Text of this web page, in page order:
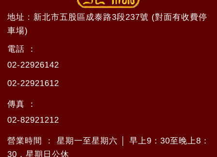
地址 : 新北市五股區成泰路3段237號 (對面有收費停
車場)
電話 ：
02-22926142
02-22921612
傳真 ：
02-82921212
營業時間 ： 星期一至星期六 │ 早上9：30至晚上8：
30，星期日公休